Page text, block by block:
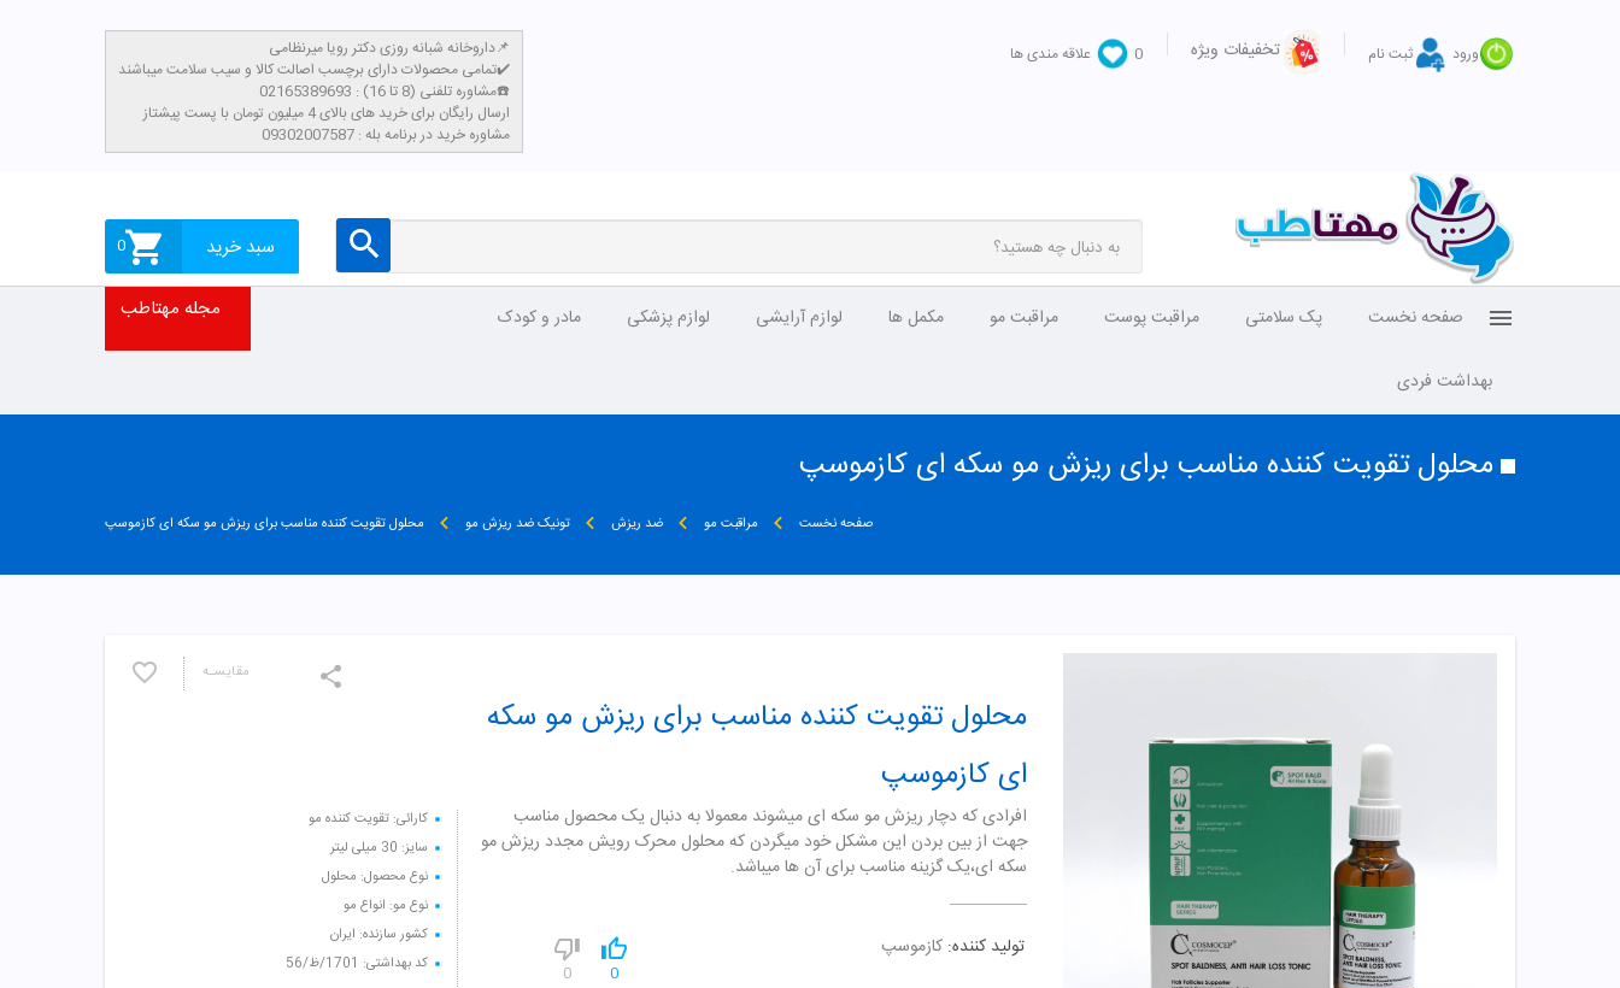
ورود ثبت نام تخفیفات ویژه 0 علاقه مندی ها
داروخانه شبانه روزی دکتر رویا میرنظامی📌
تمامی محصولات دارای برچسب اصالت کالا و سیب سلامت میباشند✔️
مشاوره تلفنی (8 تا 16) : 02165389693☎️
​ارسال رایگان برای خرید های بالای 4 میلیون تومان با پست پیشتاز
مشاوره خرید در برنامه بله : 09302007587
سبد خرید 0
صفحه نخست پک سلامتی مراقبت پوست مراقبت مو مکمل ها لوازم آرایشی لوازم پزشکی مادر و کودک
بهداشت فردی
مجله مهتاطب
محلول تقویت کننده مناسب برای ریزش مو سکه ای کازموسپ
صفحه نخست مراقبت مو ضد ریزش تونیک ضد ریزش مو محلول تقویت کننده مناسب برای ریزش مو سکه ای کازموسپ
مقایسـه
کارائی: تقویت کننده مو
سایز: 30 میلی لیتر
نوع محصول: محلول
نوع مو: انواع مو
کشور سازنده: ایران
کد بهداشتی: 1701/ظ/56
محلول تقویت کننده مناسب برای ریزش مو سکه
ای کازموسپ
افرادی که دچار ریزش مو سکه ای میشوند معمولا به دنبال یک محصول مناسب
جهت از بین بردن این مشکل خود میگردن که محلول محرک رویش مجدد ریزش مو
سکه ای،یک گزینه مناسب برای آن ها میباشد.
تولید کننده: کازموسپ
0
0